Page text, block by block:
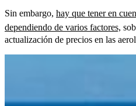
Sin embargo, hay que tener en
dependiendo de varios factores,
actualización de precios en las